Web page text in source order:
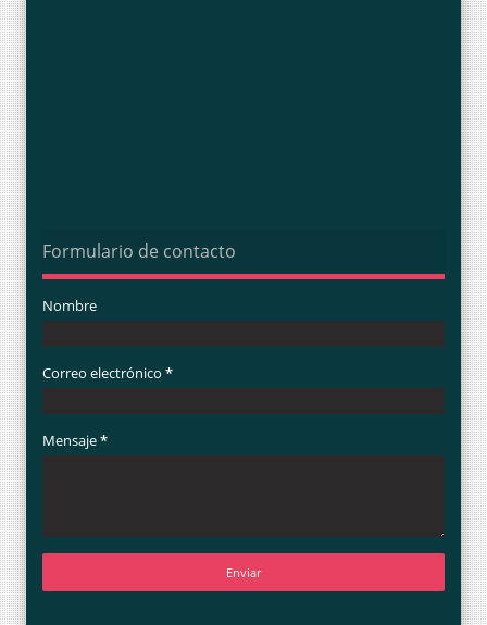
Formulario de contacto
Nombre
Correo electrónico *
Mensaje*